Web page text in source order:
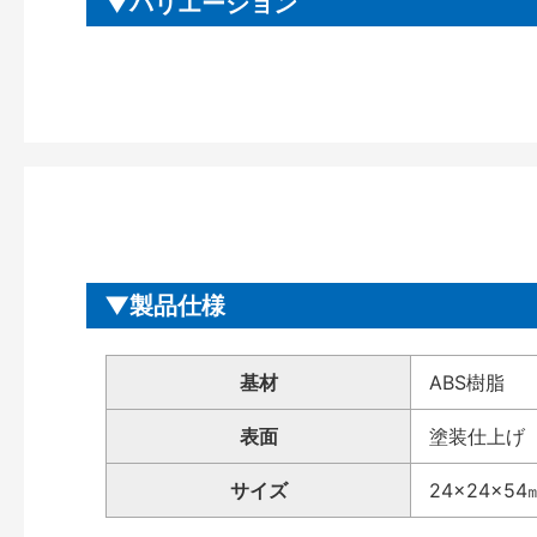
製品仕様
基材 ABS樹脂
表面 塗装仕上げ
サイズ 24×24×54